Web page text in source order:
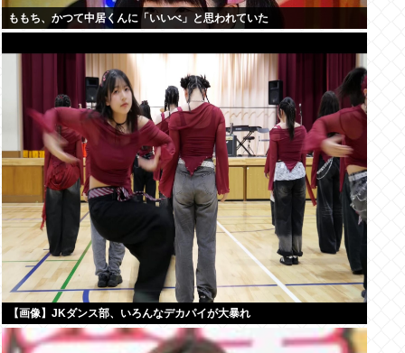
ももち、かつて中居くんに「いいべ」と思われていた
【画像】JKダンス部、いろんなデカパイが大暴れ